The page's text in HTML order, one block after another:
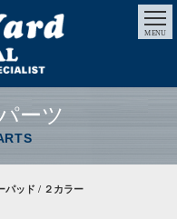
MENU
ーツ
パッド / ２カラー